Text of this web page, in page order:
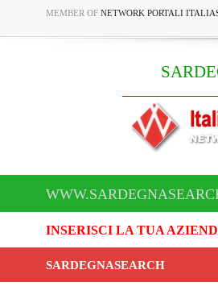
MEMBER OF NETWORK PORTALI
INSERISCI LA TUA
SARDEGNASEARCH